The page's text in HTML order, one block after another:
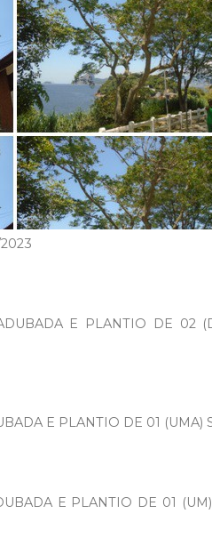
E PLANTIO DE 02
E PLANTIO DE 01 (UMA)
E PLANTIO DE 01